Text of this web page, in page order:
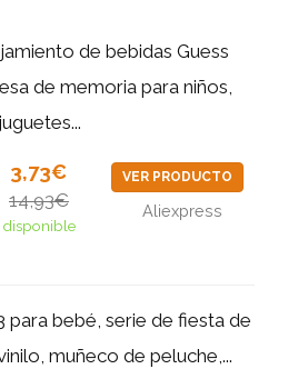
de bebidas Guess
de memoria para niños,
juguetes...
3,73€
14,93€
disponible
VER PRODUCTO
Aliexpress
para bebé, serie de fiesta de
muñeco de peluche,...